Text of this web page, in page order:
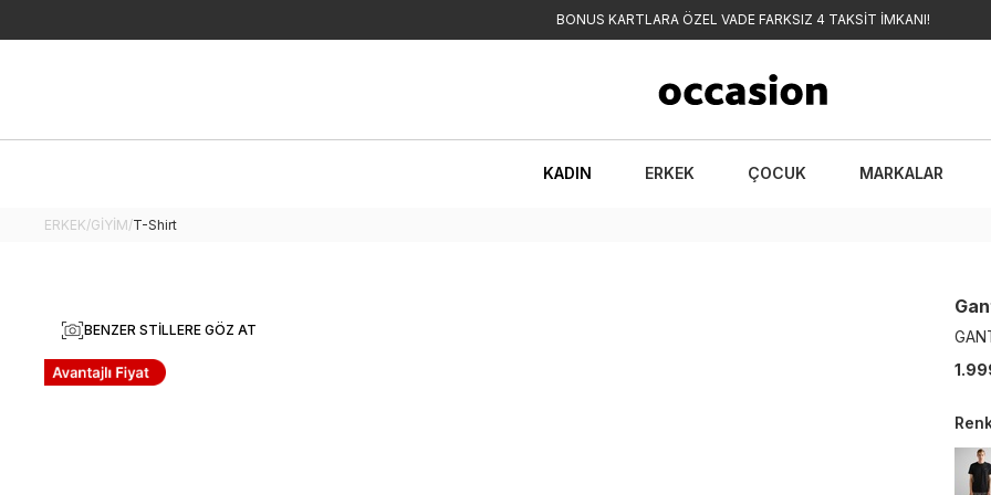
BONUS KARTLARA ÖZEL VADE FARKSIZ 4 TAKSİT İMKANI!
KADIN ERKEK ÇOCUK MARKALAR
ERKEK/GİYİM/T-Shirt
BENZER STILLERE GÖZ AT